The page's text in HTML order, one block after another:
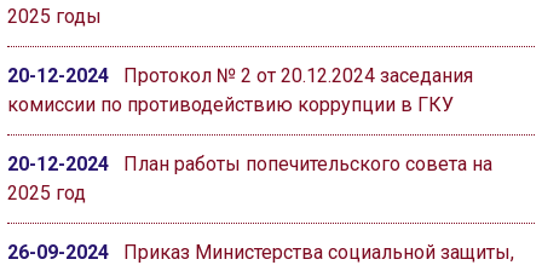
2025 годы
20-12-2024
Протокол № 2 от 20.12.2024 заседания
комиссии по противодействию коррупции в ГКУ
20-12-2024
План работы попечительского совета на
2025 год
26-09-2024
Приказ Министерства социальной защиты,